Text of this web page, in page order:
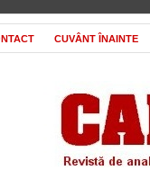
CUVÂNT ÎNAINTE